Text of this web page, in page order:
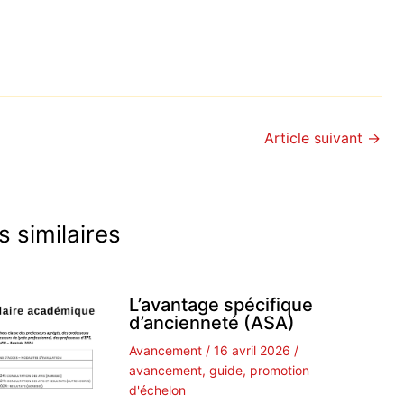
Article suivant →
similaires
L’avantage spécifique
d’ancienneté (ASA)
Avancement /16 avril 2026 /
avancement,guide, promotion
d'échelon